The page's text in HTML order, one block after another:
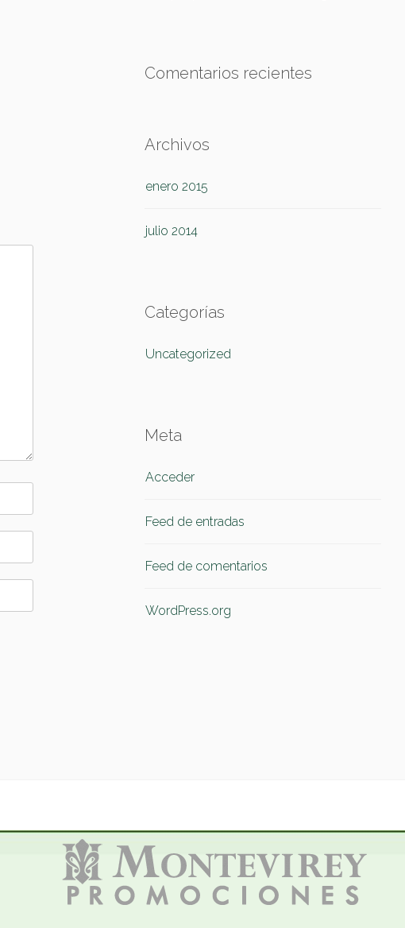
Comentarios recientes
Archivos
enero 2015
julio 2014
Categorías
Uncategorized
Meta
Acceder
Feed de entradas
Feed de comentarios
WordPress.org